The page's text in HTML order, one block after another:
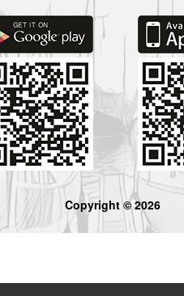
Copyright © 2026